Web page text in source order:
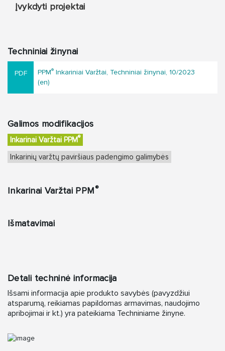
Įvykdyti projektai
Techniniai žinynai
PPM® Inkariniai Varžtai, Techniniai žinynai, 10/2023
(en)
Galimos modifikacijos
Inkarinai Varžtai PPM®
Inkarinių varžtų paviršiaus padengimo galimybės
Inkarinai Varžtai PPM®
Išmatavimai
Detali techninė informacija
Išsami informacija apie produkto savybės (pavyzdžiui
atsparumą, reikiamas papildomas armavimas, naudojimo
apribojimai ir kt.) yra pateikiama Techniniame žinyne.